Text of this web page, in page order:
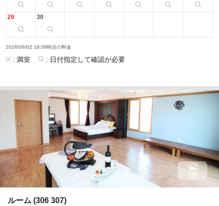
29 30
2026/08/02 18:09時点の料金
: 満室 : 日付指定して確認が必要
ルーム (306 307)
6枚